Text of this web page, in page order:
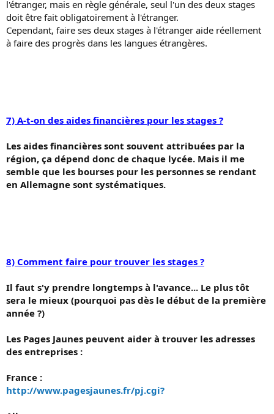
l'étranger, mais en règle générale, seul l'un des deux stages
doit être fait obligatoirement à l'étranger.
Cependant, faire ses deux stages à l'étranger aide réellement
à faire des progrès dans les langues étrangères.
7) A-t-on des aides financières pour les stages ?
Les aides financières sont souvent attribuées par la
région, ça dépend donc de chaque lycée. Mais il me
semble que les bourses pour les personnes se rendant
en Allemagne sont systématiques.
8) Comment faire pour trouver les stages ?
Il faut s'y prendre longtemps à l'avance... Le plus tôt
sera le mieux (pourquoi pas dès le début de la première
année ?)
Les Pages Jaunes peuvent aider à trouver les adresses
des entreprises :
France :
http://www.pagesjaunes.fr/pj.cgi?